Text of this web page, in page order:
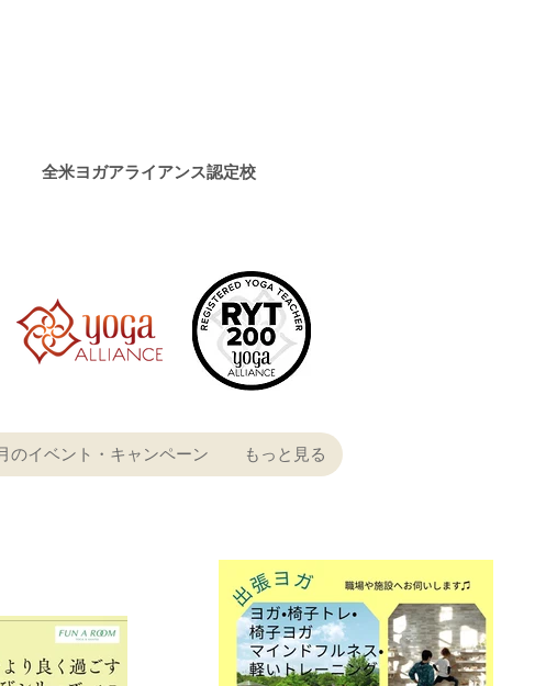
全米ヨガアライアンス認定校
のイベント・キャンペーン もっと見る